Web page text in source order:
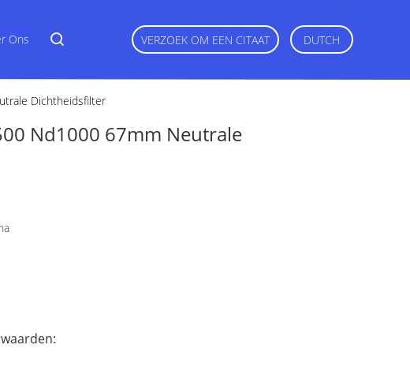
Ons VERZOEK OM EEN CITAAT DUTCH
Dichtheidsfilter
Nd1000 67mm Neutrale